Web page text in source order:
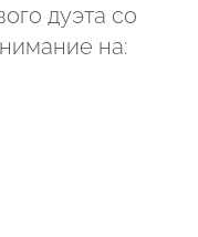
дуэта со
на:
робот
робот
робот